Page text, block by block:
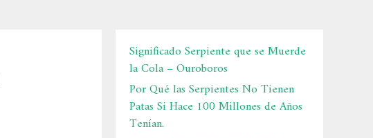
Significado Serpiente que se Muerde
la Cola – Ouroboros
Por Qué las Serpientes No Tienen
Patas Si Hace 100 Millones de Años
Tenían.